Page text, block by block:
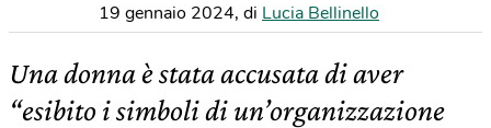
19 gennaio 2024, di Lucia Bellinello
Una donna è stata accusata di aver
“esibito i simboli di un’organizzazione